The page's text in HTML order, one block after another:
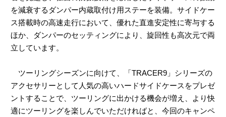
を減衰するダンパー内蔵取付け用ステーを装備。サイドケー
ス搭載時の高速走行において、優れた直進安定性に寄与する
ほか、ダンパーのセッティングにより、旋回性も高次元で両
立しています。
ツーリングシーズンに向けて、「TRACER9」シリーズの
アクセサリーとして人気の高いハードサイドケースをプレゼ
ントすることで、ツーリングに出かける機会が増え、より快
適にツーリングを楽しんでいただければと、今回のキャンペ